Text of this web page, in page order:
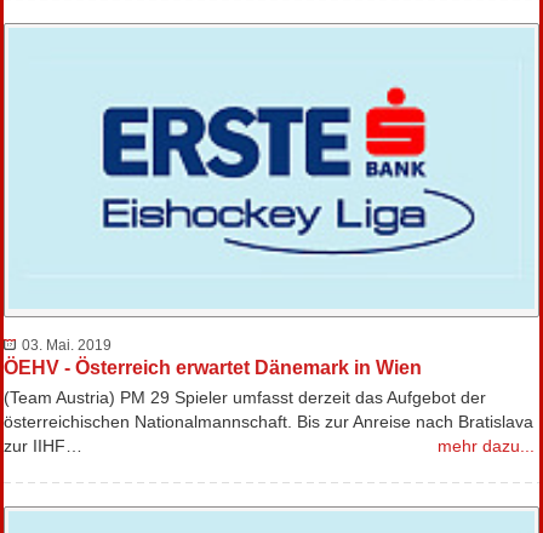
03. Mai. 2019
ÖEHV - Österreich erwartet Dänemark in Wien
(Team Austria) PM 29 Spieler umfasst derzeit das Aufgebot der
österreichischen Nationalmannschaft. Bis zur Anreise nach Bratislava
zur IIHF…
mehr dazu...